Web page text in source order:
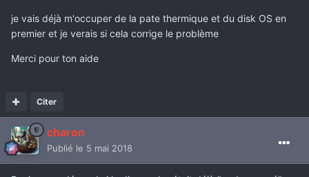
je vais déjà m'occuper de la pate thermique et du disk OS en
premier et je verais si cela corrige le problème
Merci pour ton aide
Citer
charon
Publié le 5 mai 2018